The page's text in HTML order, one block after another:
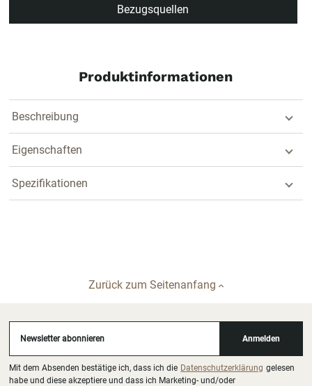
Bezugsquellen
Produktinformationen
Beschreibung
Eigenschaften
Spezifikationen
Zurück zum Seitenanfang
Newsletter abonnieren Anmelden
Mit dem Absenden bestätige ich, dass ich die Datenschutzerklärung gelesen
habe und diese akzeptiere und dass ich Marketing- und/oder